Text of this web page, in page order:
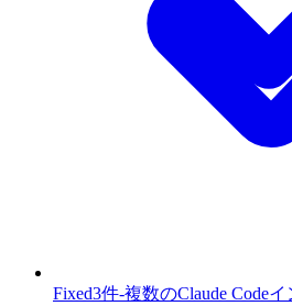
Fixed3件-複数のClaude Code